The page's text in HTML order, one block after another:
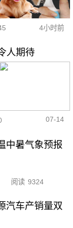
4小时前
人期待
07-14
中暑气象预报
阅读 9324
汽车产销量双